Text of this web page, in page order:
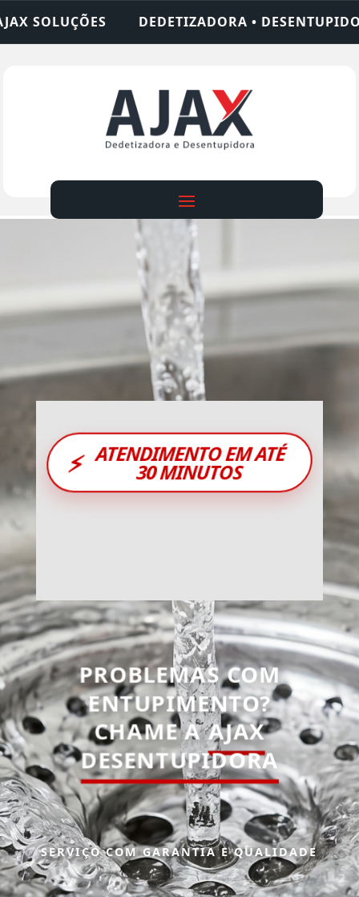
• DESENTUPIDORA • LIMPEZA DE FOSSA
⚡ ATENDIMENTO EM ATÉ
30 MINUTOS
PROBLEMAS COM
ENTUPIMENTO?
CHAME AAJAX
DESENTUPIDORA
SERVIÇO COM GARANTIA E QUALIDADE